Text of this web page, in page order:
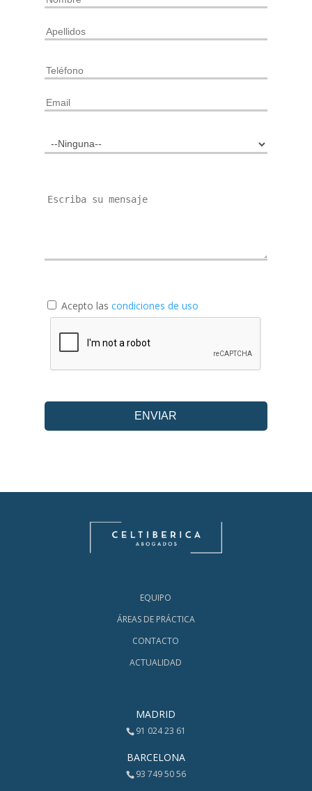
Acepto las condiciones de uso
EQUIPO
ÁREAS DE PRÁCTICA
CONTACTO
ACTUALIDAD
MADRID
91 024 23 61
BARCELONA
93 749 50 56